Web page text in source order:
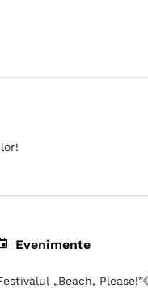
Evenimente
„Beach, Please!”